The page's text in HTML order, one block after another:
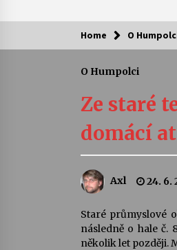
Kam za
Home O
O Humpolci
Ze staré
domácí
Axl 24. 6.
Staré průmyslové
následně o hale č.
několik let později.